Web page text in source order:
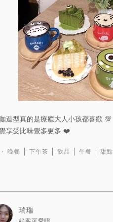
造型真的是療癒大人小孩都喜歡 💯
享受比味覺多更多 ❤️
晚餐 下午茶 飲品 午餐 甜點
瑞瑞